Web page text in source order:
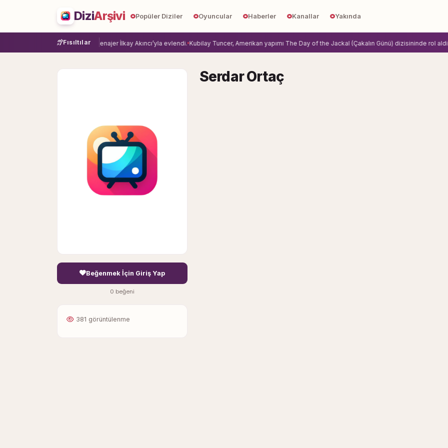
DiziArşivi Popüler Diziler Oyuncular Haberler Kanallar Yakında
Fısıltılar
Damla Sönmez, menajer İlkay Akıncı’yla evlendi. Kubilay Tuncer, Amerikan yapımı The Day of the Jackal (Çakalın Günü) dizisininde rol aldi.
Beğenmek İçin Giriş Yap
0 beğeni
381 görüntülenme
Serdar Ortaç